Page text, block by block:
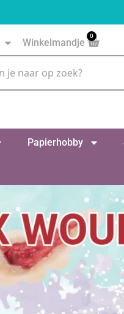
Winkelmandje
0
Papierhobby